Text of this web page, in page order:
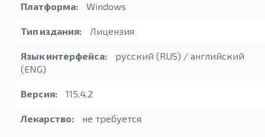
Платформа: Windows
Тип издания: Лицензия
Язык интерфейса:
русский (RUS) / английский
(ENG)
Версия: 115.4.2
Лекарство: не требуется